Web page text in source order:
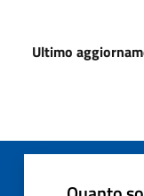
Ultimo